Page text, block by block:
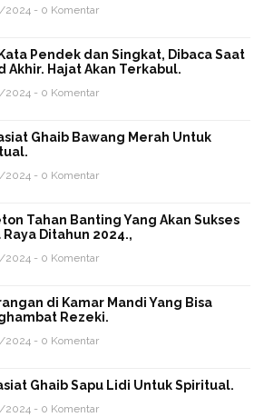
- 0 Komentar
Pendek dan Singkat, Dibaca Saat
Akhir. Hajat Akan Terkabul.
- 0 Komentar
Ghaib Bawang Merah Untuk
- 0 Komentar
Tahan Banting Yang Akan Sukses
Raya Ditahun 2024.,
- 0 Komentar
di Kamar Mandi Yang Bisa
Rezeki.
- 0 Komentar
Ghaib Sapu Lidi Untuk Spiritual.
- 0 Komentar